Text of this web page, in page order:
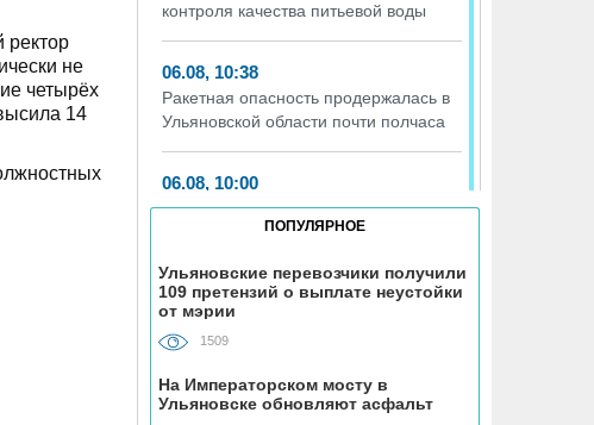
ректор
не
четырёх
14
контроля качества питьевой воды
06.08, 10:38
Ракетная опасность продержалась в
Ульяновской области почти полчаса
06.08, 10:00
Ульяновские спасатели достали
палец подростка из детали
06.08, 09:31
Спустя восемь дет в ульяновский суд
автоподстав в отношении 30
обвиняемых
ПОПУЛЯРНОЕ
Ульяновские перевозчики получили
109 претензий о выплате неустойки
от мэрии
1509
На Императорском мосту в
Ульяновске обновляют асфальт